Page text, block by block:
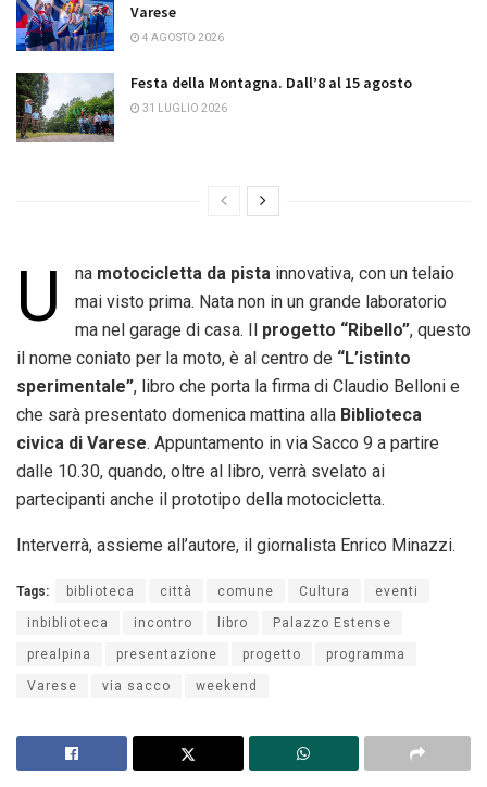
Varese
4 AGOSTO 2026
Festa della Montagna. Dall’8 al 15 agosto
31 LUGLIO 2026
U na motocicletta da pistainnovativa, con un telaio
mai visto prima. Nata non in un grande laboratorio
ma nel garage di casa. Il progetto “Ribello”, questo
il nome coniato per la moto, è al centro de “L’istinto
sperimentale”, libro che porta la firma di Claudio Belloni e
che sarà presentato domenica mattina alla Biblioteca
civica di Varese. Appuntamento in via Sacco 9 a partire
dalle 10.30, quando, oltre al libro, verrà svelato ai
partecipanti anche il prototipo della motocicletta.
Interverrà, assieme all’autore, il giornalista Enrico Minazzi.
Tags: biblioteca città comune Cultura eventi
inbiblioteca incontro libro Palazzo Estense
prealpina presentazione progetto programma
Varese via sacco weekend